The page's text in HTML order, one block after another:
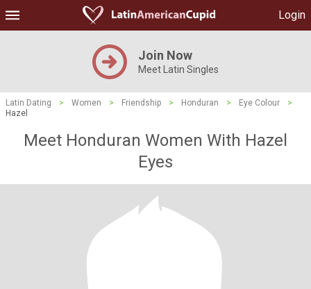
Login
Join Now
Meet Latin Singles
Latin Dating > Women > Friendship > Honduran > Eye Colour
>
Hazel
Meet Honduran Women With Hazel
Eyes